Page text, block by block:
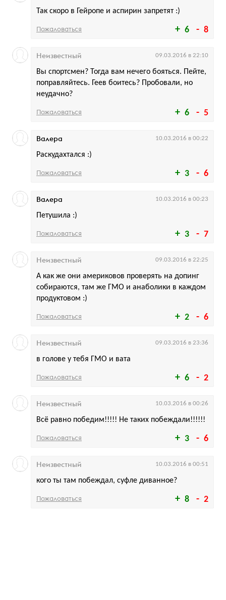
6 8
Так скоро в Гейропе и аспирин запретят :)
Пожаловаться
6 5
Вы спортсмен? Тогда вам нечего бояться. Пейте,
поправляйтесь. Геев боитесь? Пробовали, но
неудачно?
Неизвестный 09.03.2016 в 22:10
Пожаловаться
3 6
Раскудахтался :)
Валера 10.03.2016 в 00:22
Пожаловаться
3 7
Петушила :)
Валера 10.03.2016 в 00:23
Пожаловаться
2 6
А как же они америковов проверять на допинг
собираются, там же ГМО и анаболики в каждом
продуктовом :)
Неизвестный 09.03.2016 в 22:25
Пожаловаться
6 2
в голове у тебя ГМО и вата
Неизвестный 09.03.2016 в 23:36
Пожаловаться
3 6
Всё равно победим!!!!! Не таких побеждали!!!!!!
Неизвестный 10.03.2016 в 00:26
Пожаловаться
8 2
кого ты там побеждал, суфле диванное?
Неизвестный 10.03.2016 в 00:51
Пожаловаться